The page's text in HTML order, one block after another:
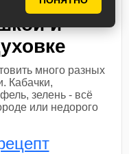
и
много разных
Кабачки,
зелень - всё
или недорого